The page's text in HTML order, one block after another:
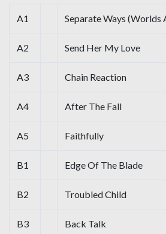
A1 Separate Ways (Worlds
A2 Send Her My Love
A3 Chain Reaction
A4 After The Fall
A5 Faithfully
B1 Edge Of The Blade
B2 Troubled Child
B3 Back Talk